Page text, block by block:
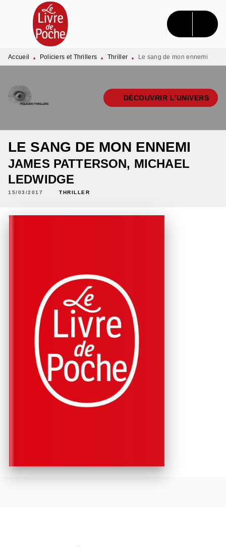
MENU RECHERCHE CONTENU
PIED DE PAGE
Accueil • Policiers et Thrillers • Thriller • Le sang de mon ennemi
DÉCOUVRIR L'UNIVERS
LE SANG DE MON ENNEMI
JAMES PATTERSON, MICHAEL
LEDWIDGE
15/03/2017 THRILLER